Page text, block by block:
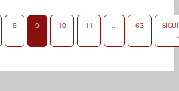
8 9 10 11 … 63